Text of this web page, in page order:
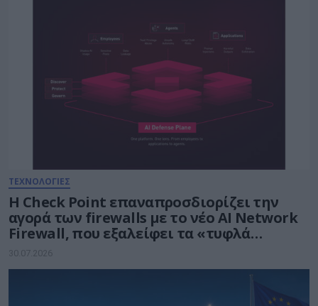
ΤΕΧΝΟΛΟΓΙΕΣ
Η Check Point επαναπροσδιορίζει την
αγορά των firewalls με το νέο AI Network
Firewall, που εξαλείφει τα «τυφλά
σημεία» της Τεχνητής Νοημοσύνης σε
κάθε δίκτυο
30.07.2026